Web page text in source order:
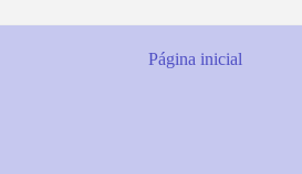
Página inicial